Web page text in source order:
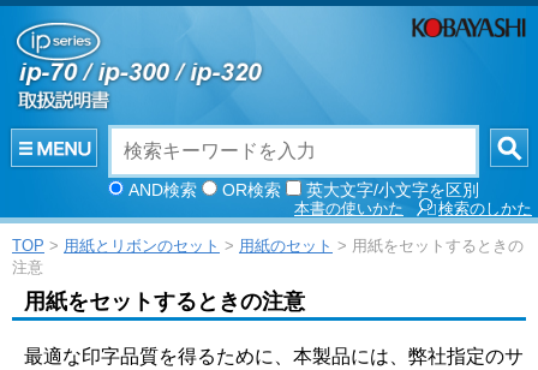
AND検索 OR検索 英大文字/小文字を区別
検索のしかた
本書の使いかた
TOP > 用紙とリボンのセット > 用紙のセット > 用紙をセットするときの
注意
用紙をセットするときの注意
最適な印字品質を得るために、本製品には、弊社指定のサ